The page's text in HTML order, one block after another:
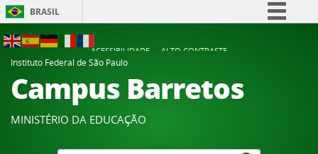
BRASIL
Participe
Acesso à informação
Canais
ACESSIBILIDADE
ALTO CONTRASTE
Instituto Federal de São Paulo
Campus Barretos
MINISTÉRIO DA EDUCAÇÃO